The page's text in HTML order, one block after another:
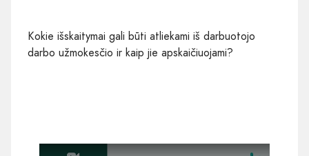
Kokie išskaitymai gali būti atliekami iš darbuotojo
darbo užmokesčio ir kaip jie apskaičiuojami?